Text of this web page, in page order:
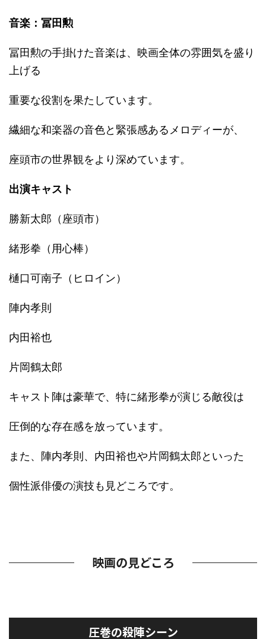
音楽：冨田勲
冨田勲の手掛けた音楽は、映画全体の雰囲気を盛り
上げる
重要な役割を果たしています。
繊細な和楽器の音色と緊張感あるメロディーが、
座頭市の世界観をより深めています。
出演キャスト
勝新太郎（座頭市）
緒形拳（用心棒）
樋口可南子（ヒロイン）
陣内孝則
内田裕也
片岡鶴太郎
キャスト陣は豪華で、特に緒形拳が演じる敵役は
圧倒的な存在感を放っています。
また、陣内孝則、内田裕也や片岡鶴太郎といった
個性派俳優の演技も見どころです。
映画の見どころ
圧巻の殺陣シーン